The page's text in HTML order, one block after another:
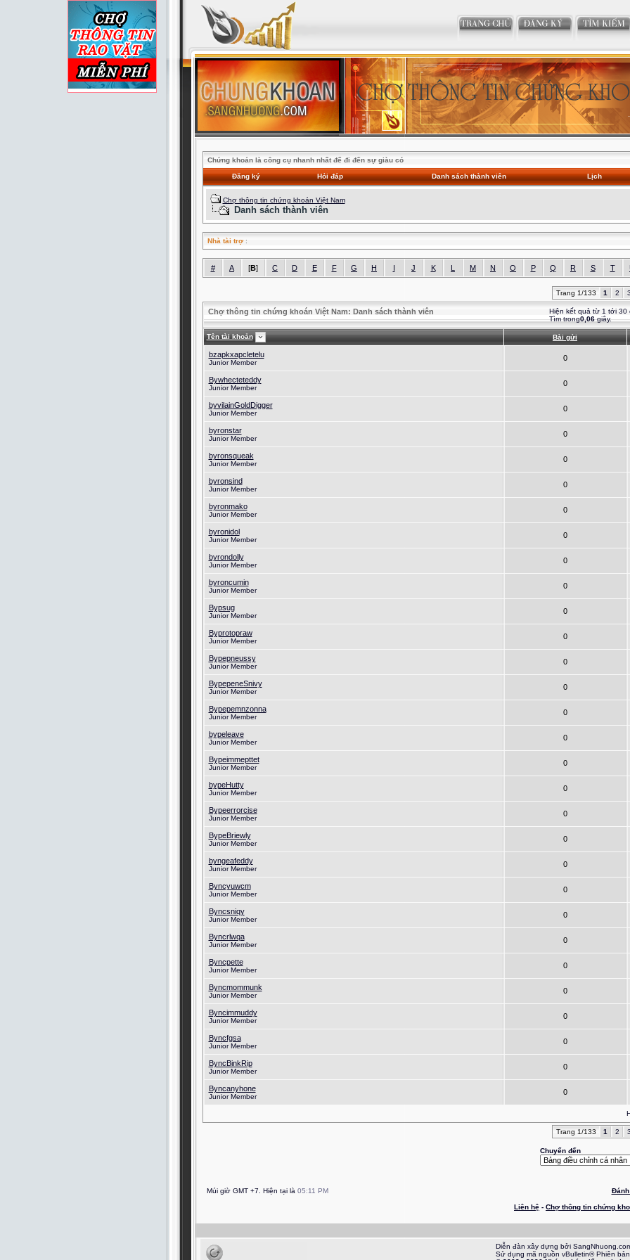
Chứng khoán là công cụ nhanh nhất để đi đến sự giàu có
Đăng ký Hỏi đáp Danh sách thành viên Lịch
Chợ thông tin chứng khoán Việt Nam
Danh sách thành viên
Nhà tài trợ:
# A [B] C D E F G H I J K L M N O P Q R S T
Trang 1/133 1 2 3
Hiện kết quả từ 1 tới 30
Tìm trong0,06giây.
Chợ thông tin chứng khoán Việt Nam: Danh sách thành viên
Tên tài khoản Bài gửi
bzapkxapcletelu
Junior Member
0
Bywhecteteddy
Junior Member
0
byvilainGoldDigger
Junior Member
0
byronstar
Junior Member
0
byronsqueak
Junior Member
0
byronsind
Junior Member
0
byronmako
Junior Member
0
byronidol
Junior Member
0
byrondolly
Junior Member
0
byroncumin
Junior Member
0
Bypsug
Junior Member
0
Byprotopraw
Junior Member
0
Bypepneussy
Junior Member
0
BypepeneSnivy
Junior Member
0
Bypepemnzonna
Junior Member
0
bypeleave
Junior Member
0
Bypeimmepttet
Junior Member
0
bypeHutty
Junior Member
0
Bypeerrorcise
Junior Member
0
BypeBriewly
Junior Member
0
byngeafeddy
Junior Member
0
Byncyuwcm
Junior Member
0
Byncsniqy
Junior Member
0
Byncrlwqa
Junior Member
0
Byncpette
Junior Member
0
Byncmommunk
Junior Member
0
Byncimmuddy
Junior Member
0
Byncfgsa
Junior Member
0
ByncBinkRip
Junior Member
0
Byncanyhone
Junior Member
0
Trang 1/133 1 2 3
Chuyển đến
Múi giờ GMT +7. Hiện tại là 05:11 PM
Liên hệ - Chợ thông tin chứng
Diễn đàn xây dựng bởi
Sử dụng mã nguồn vBulletin® Phiên